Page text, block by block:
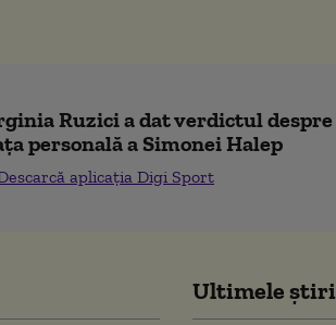
Ruzici a dat verdictul despre
personală a Simonei Halep
aplicația Digi Sport
Ultimele știri